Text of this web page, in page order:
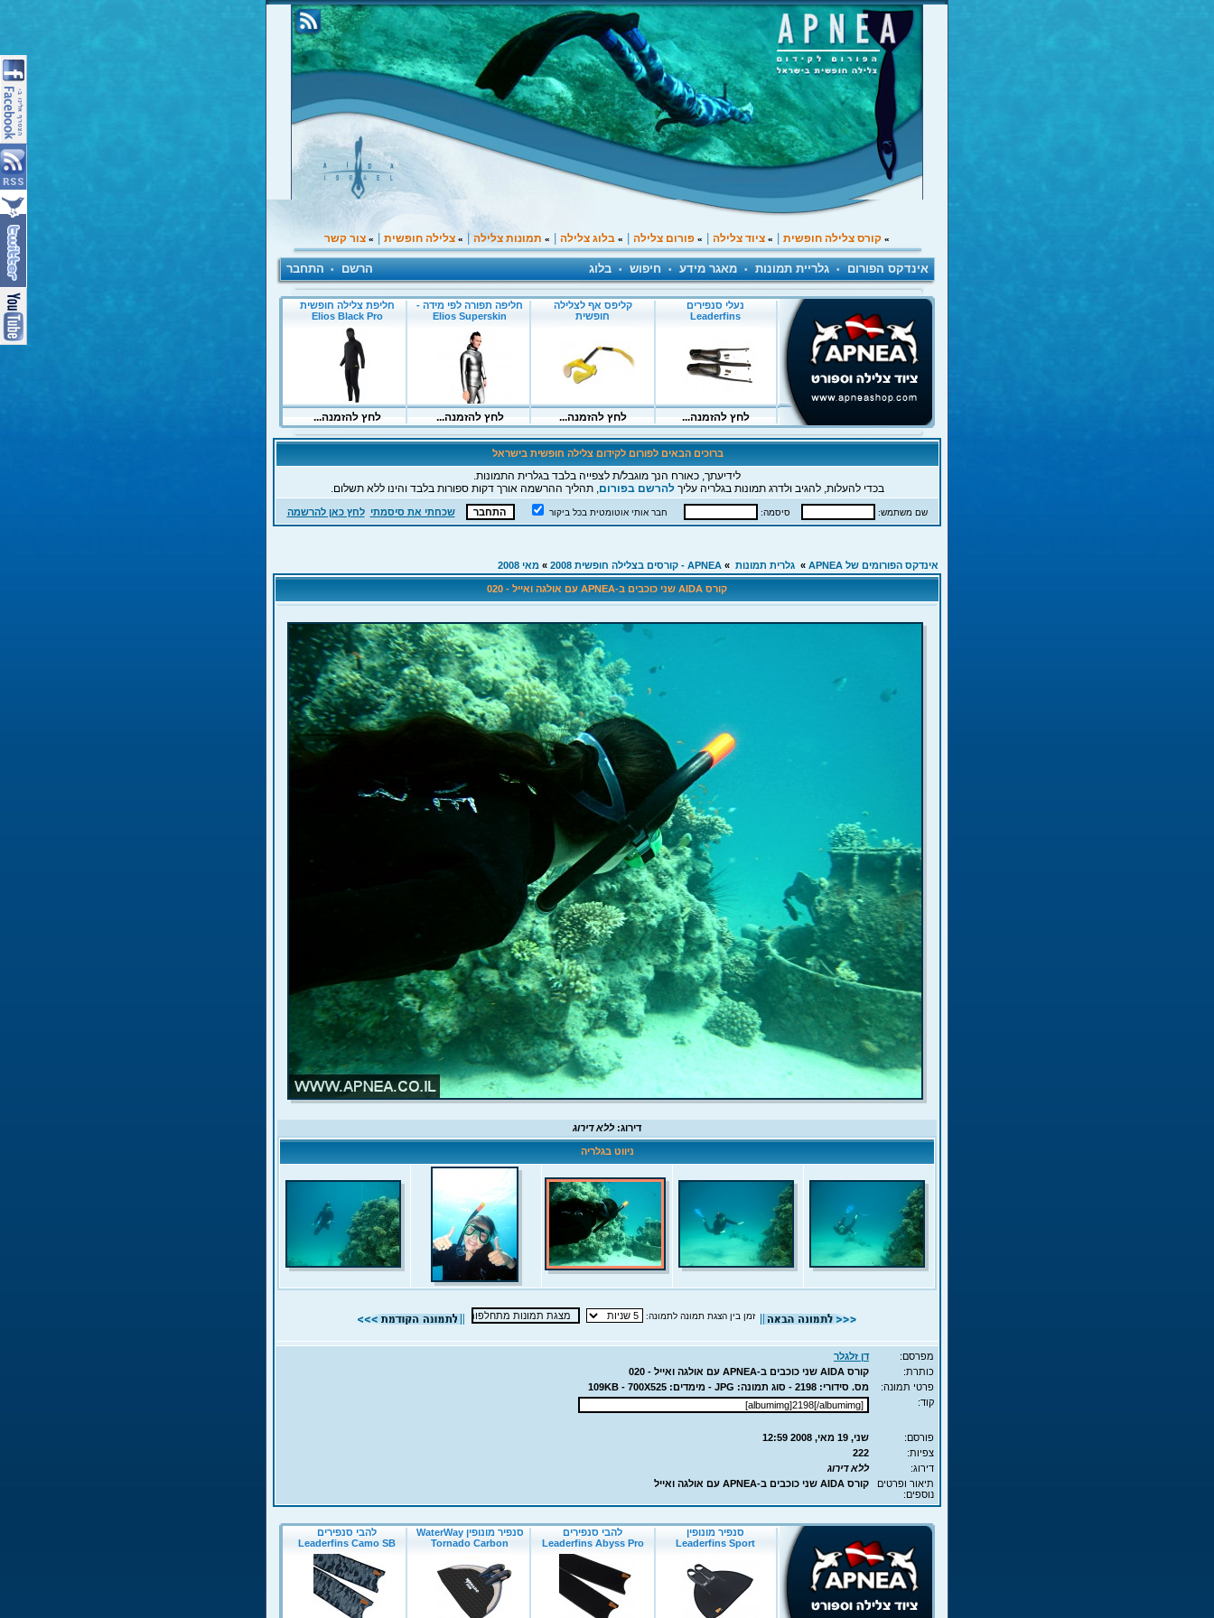
» קורס צלילה חופשית |
» ציוד צלילה |
» פורום צלילה |
» בלוג צלילה |
» תמונות צלילה |
» צלילה חופשית |
» צור קשר
אינדקס הפורום • גלריית תמונות • מאגר מידע • חיפוש • בלוג הרשם • התחבר
ברוכים הבאים לפורום לקידום צלילה חופשית בישראל
לידיעתך, כאורח הנך מוגבל/ת לצפייה בלבד בגלרית התמונות.
בכדי להעלות, להגיב ולדרג תמונות בגלריה עליךלהרשם בפורום, תהליך ההרשמה אורך דקות ספורות בלבד והינו ללא תשלום.
שם משתמש: סיסמה: חבר אותי אוטומטית בכל ביקור שכחתי את סיסמתי לחץ כאן להרשמה
אינדקס הפורומים של APNEA » גלרית תמונות » APNEA - קורסים בצלילה חופשית 2008 » מאי 2008
קורס AIDA שני כוכבים ב-APNEA עם אולגה ואייל - 020
דירוג:ללא דירוג
ניווט בגלריה
זמן בין הצגת תמונה לתמונה:
מפרסם:
דן זלגלר
כותרת:
קורס AIDA שני כוכבים ב-APNEA עם אולגה ואייל - 020
פרטי תמונה:
מס. סידורי: 2198 - סוג תמונה: JPG - מימדים: 109KB - 700X525
קוד:
פורסם:
שני, 19 מאי, 2008 12:59
צפיות:
222
דירוג:
ללא דירוג
תיאור ופרטים
נוספים:
קורס AIDA שני כוכבים ב-APNEA עם אולגה ואייל